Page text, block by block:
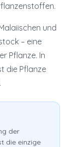
und
– eine
Pflanze. In
die Pflanze
der
die einzige